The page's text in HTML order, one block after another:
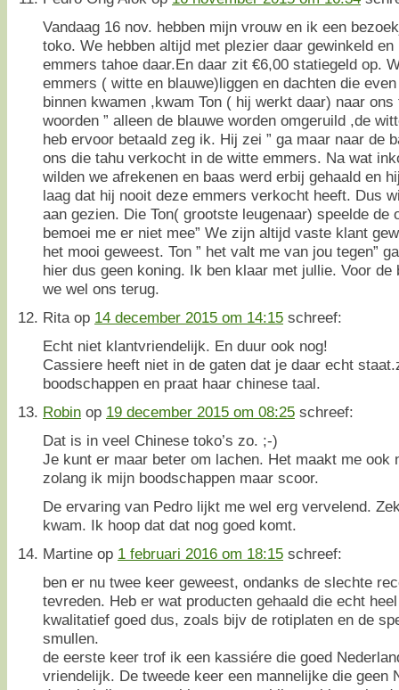
Vandaag 16 nov. hebben mijn vrouw en ik een
toko. We hebben altijd met plezier daar gewinkeld
emmers tahoe daar.En daar zit €6,00 statiegeld op.
emmers ( witte en blauwe)liggen en dachten die
binnen kwamen ,kwam Ton ( hij werkt daar) naar ons
woorden ” alleen de blauwe worden omgeruild ,de
heb ervoor betaald zeg ik. Hij zei ” ga maar naar de
ons die tahu verkocht in de witte emmers. Na wat
wilden we afrekenen en baas werd erbij gehaald en
laag dat hij nooit deze emmers verkocht heeft. Dus
aan gezien. Die Ton( grootste leugenaar) speelde de
bemoei me er niet mee” We zijn altijd vaste klant
het mooi geweest. Ton ” het valt me van jou tegen”
hier dus geen koning. Ik ben klaar met jullie. Voor de
we wel ons terug.
Rita op 14 december 2015 om 14:15 schreef:
Echt niet klantvriendelijk. En duur ook nog!
Cassiere heeft niet in de gaten dat je daar echt
boodschappen en praat haar chinese taal.
Robin op 19 december 2015 om 08:25 schreef:
Dat is in veel Chinese toko’s zo. ;-)
Je kunt er maar beter om lachen. Het maakt me ook
zolang ik mijn boodschappen maar scoor.
De ervaring van Pedro lijkt me wel erg vervelend.
kwam. Ik hoop dat dat nog goed komt.
Martine op 1 februari 2016 om 18:15 schreef:
ben er nu twee keer geweest, ondanks de slechte
tevreden. Heb er wat producten gehaald die echt
kwalitatief goed dus, zoals bijv de rotiplaten en de
smullen.
de eerste keer trof ik een kassiére die goed
vriendelijk. De tweede keer een mannelijke die geen